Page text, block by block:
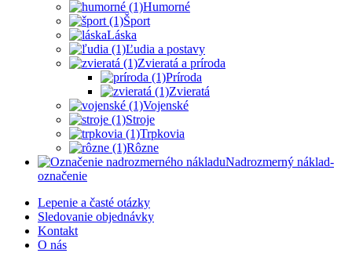
Humorné
Šport
Láska
Ľudia a postavy
Zvieratá a príroda
Príroda
Zvieratá
Vojenské
Stroje
Trpkovia
Rôzne
Nadrozmerný náklad-
označenie
Lepenie a časté otázky
Sledovanie objednávky
Kontakt
O nás